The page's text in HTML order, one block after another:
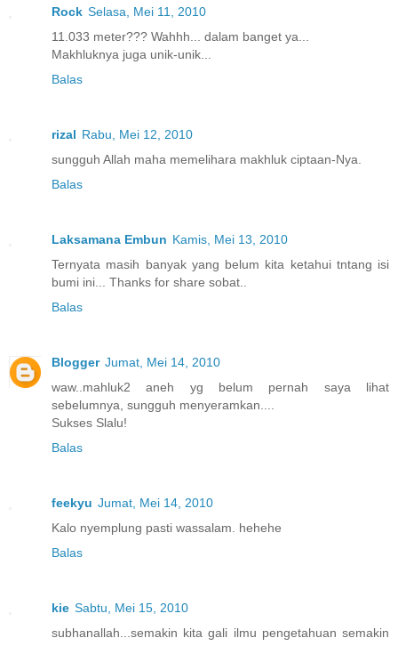
Rock Selasa, Mei 11, 2010
11.033 meter??? Wahhh... dalam banget ya...
Makhluknya juga unik-unik...
Balas
rizal Rabu, Mei 12, 2010
sungguh Allah maha memelihara makhluk ciptaan-Nya.
Balas
Laksamana Embun Kamis, Mei 13, 2010
Ternyata masih banyak yang belum kita ketahui tntang isi
bumi ini... Thanks for share sobat..
Balas
Blogger Jumat, Mei 14, 2010
waw..mahluk2 aneh yg belum pernah saya lihat
sebelumnya, sungguh menyeramkan....
Sukses Slalu!
Balas
feekyu Jumat, Mei 14, 2010
Kalo nyemplung pasti wassalam. hehehe
Balas
kie Sabtu, Mei 15, 2010
subhanallah...semakin kita gali ilmu pengetahuan semakin